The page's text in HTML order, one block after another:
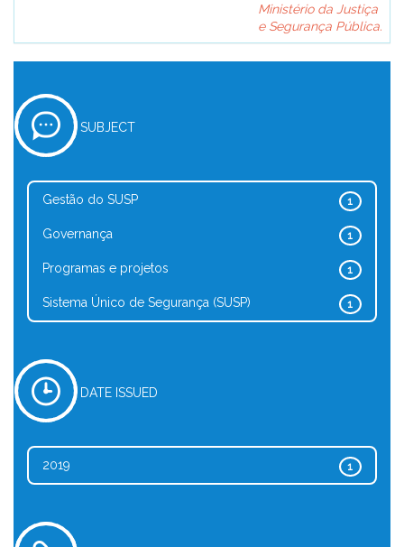
Ministério da Justiça
e Segurança Pública.
SUBJECT
1
Gestão do SUSP
1
Governança
1
Programas e projetos
1
Sistema Único de Segurança (SUSP)
DATE ISSUED
1
2019